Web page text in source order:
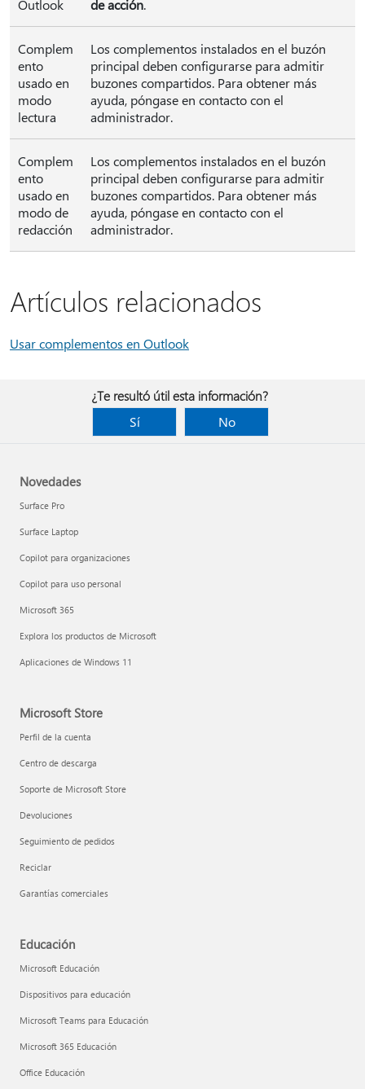
Outlook
de acción.
Complem
ento
usado en
modo
lectura
Los complementos instalados en el buzón
principal deben configurarse para admitir
buzones compartidos. Para obtener más
ayuda, póngase en contacto con el
administrador.
Complem
ento
usado en
modo de
redacción
Los complementos instalados en el buzón
principal deben configurarse para admitir
buzones compartidos. Para obtener más
ayuda, póngase en contacto con el
administrador.
Artículos relacionados
Usar complementos en Outlook
¿Te resultó útil esta información?
Sí
No
Novedades
Surface Pro
Surface Laptop
Copilot para organizaciones
Copilot para uso personal
Microsoft 365
Explora los productos de Microsoft
Aplicaciones de Windows 11
Microsoft Store
Perfil de la cuenta
Centro de descarga
Soporte de Microsoft Store
Devoluciones
Seguimiento de pedidos
Reciclar
Garantías comerciales
Educación
Microsoft Educación
Dispositivos para educación
Microsoft Teams para Educación
Microsoft 365 Educación
Office Educación